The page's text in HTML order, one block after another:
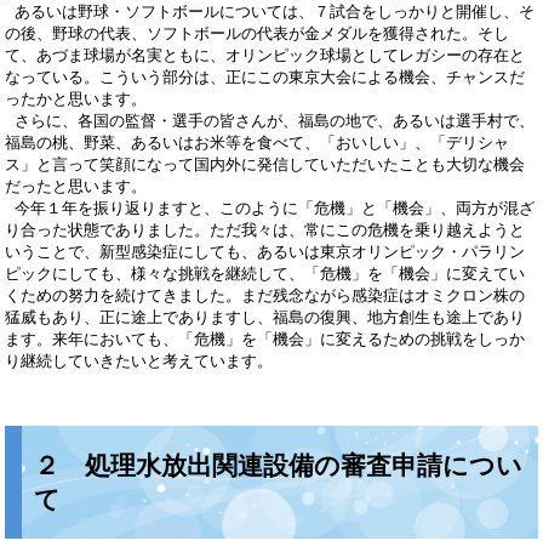
あるいは野球・ソフトボールについては、７試合をしっかりと開催し、そ
の後、野球の代表、ソフトボールの代表が金メダルを獲得された。そし
て、あづま球場が名実ともに、オリンピック球場としてレガシーの存在と
なっている。こういう部分は、正にこの東京大会による機会、チャンスだ
ったかと思います。
さらに、各国の監督・選手の皆さんが、福島の地で、あるいは選手村で、
福島の桃、野菜、あるいはお米等を食べて、「おいしい」、「デリシャ
ス」と言って笑顔になって国内外に発信していただいたことも大切な機会
だったと思います。
今年１年を振り返りますと、このように「危機」と「機会」、両方が混ざ
り合った状態でありました。ただ我々は、常にこの危機を乗り越えようと
いうことで、新型感染症にしても、あるいは東京オリンピック・パラリン
ピックにしても、様々な挑戦を継続して、「危機」を「機会」に変えてい
くための努力を続けてきました。まだ残念ながら感染症はオミクロン株の
猛威もあり、正に途上でありますし、福島の復興、地方創生も途上であり
ます。来年においても、「危機」を「機会」に変えるための挑戦をしっか
り継続していきたいと考えています。
２ 処理水放出関連設備の審査申請につい
て